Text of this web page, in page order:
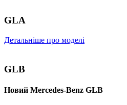
GLA
Детальніше про моделі
GLB
Новий Mercedes-Benz GLB